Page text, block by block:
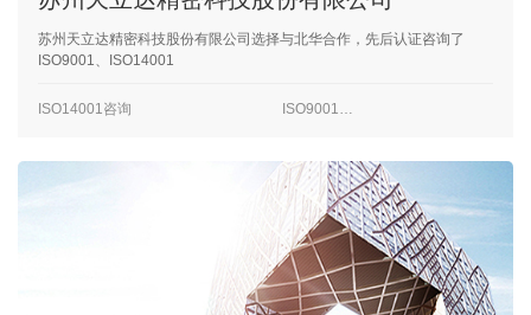
苏州天立达精密科技股份有限公司选择与北华合作，先后认证咨询了
ISO9001、ISO14001
ISO14001咨询